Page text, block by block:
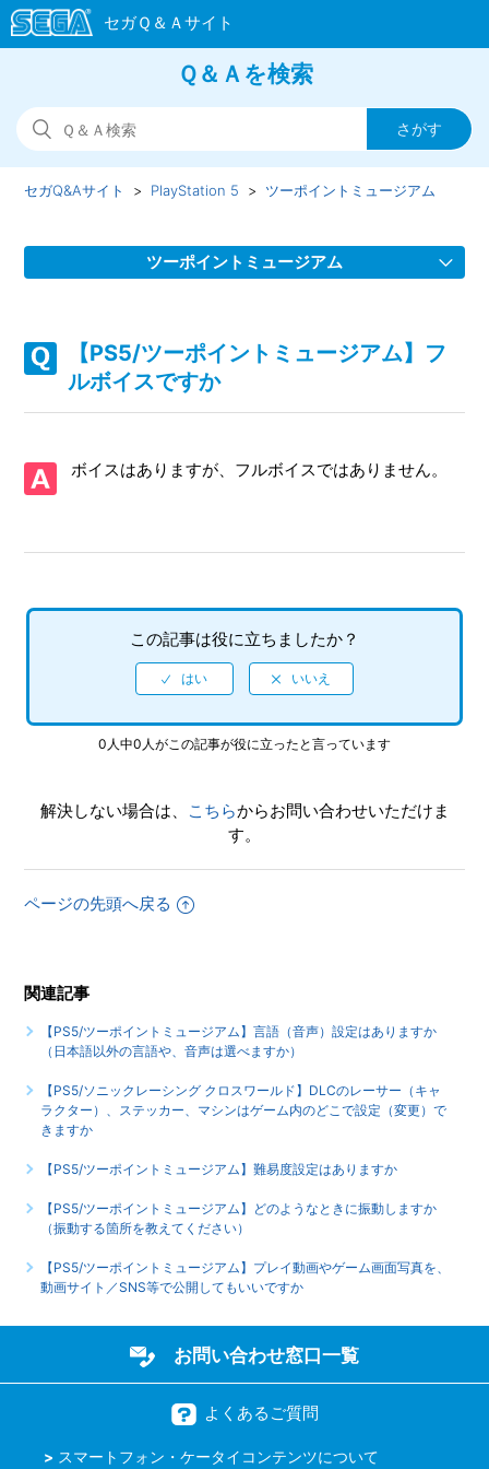
Ｑ＆Ａを検索
セガQ&Aサイト PlayStation 5 ツーポイントミュージアム
ツーポイントミュージアム
はどこですか
【PS5/ツーポイントミュージアム】パッケージ版にエクスプ
【PS5/ツーポイントミュージアム】パッケージ版に紙の説明
書が入っていない
【PS5/ツーポイントミュージアム】プレイ動画やゲーム画面
【PS5/ツーポイントミュージアム】シェア機能に対応してい
ますか（制限されている機能はありますか）
【PS5/ツーポイントミュージアム】フルボイスですか
ますか（日本語以外の言語や、音声は選べますか）
【PS5/ツーポイントミュージアム】フ
ルボイスですか
ボイスはありますが、フルボイスではありません。
この記事は役に立ちましたか？
0人中0人がこの記事が役に立ったと言っています
解決しない場合は、 こちらからお問い合わせいただけま
す。
ページの先頭へ戻る
関連記事
【PS5/ツーポイントミュージアム】言語（音声）設定はありますか
（日本語以外の言語や、音声は選べますか）
【PS5/ソニックレーシング クロスワールド】DLCのレーサー（キャ
ラクター）、ステッカー、マシンはゲーム内のどこで設定（変更）で
きますか
【PS5/ツーポイントミュージアム】難易度設定はありますか
【PS5/ツーポイントミュージアム】どのようなときに振動しますか
（振動する箇所を教えてください）
【PS5/ツーポイントミュージアム】プレイ動画やゲーム画面写真を、
動画サイト／SNS等で公開してもいいですか
お問い合わせ窓口一覧
よくあるご質問
スマートフォン・ケータイコンテンツについて